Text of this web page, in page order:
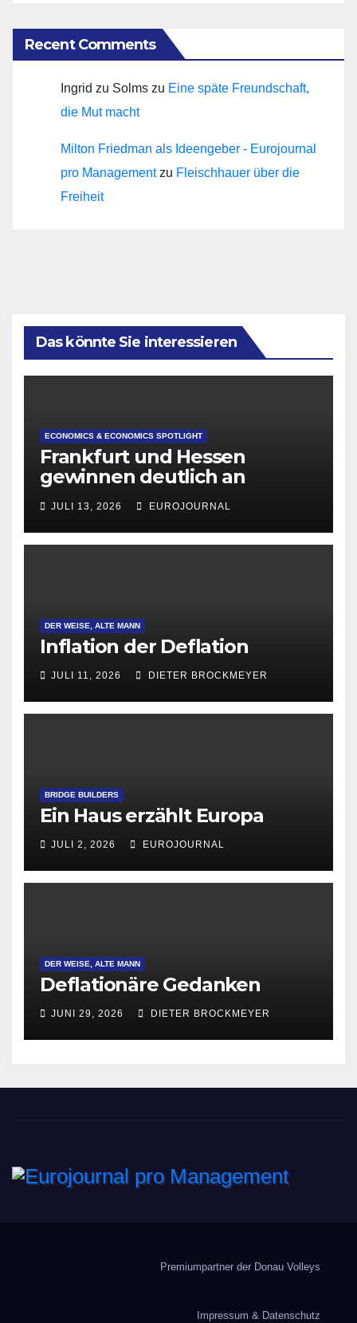
Recent Comments
Ingrid zu Solms zu Eine späte Freundschaft,
die Mut macht
Milton Friedman als Ideengeber - Eurojournal
pro Managementzu Fleischhauer über die
Freiheit
Das könnte Sie interessieren
ECONOMICS & ECONOMICS SPOTLIGHT
Frankfurt und Hessen
gewinnen deutlich an
Attraktivität für Startup-
Gründungen
JULI 13, 2026 EUROJOURNAL
DER WEISE, ALTE MANN
Inflation der Deflation
JULI 11, 2026 DIETER BROCKMEYER
BRIDGE BUILDERS
Ein Haus erzählt Europa
JULI 2, 2026 EUROJOURNAL
DER WEISE, ALTE MANN
Deflationäre Gedanken
JUNI 29, 2026 DIETER BROCKMEYER
Premiumpartner der Donau Volleys
Impressum & Datenschutz